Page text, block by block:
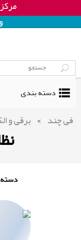
دسته بندی
فی چند > برقی و